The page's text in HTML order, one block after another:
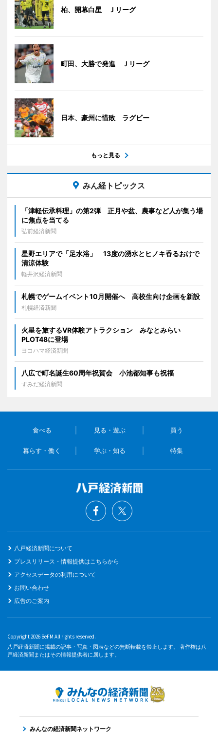
柏、開幕白星 Ｊリーグ
町田、大勝で発進 Ｊリーグ
日本、豪州に惜敗 ラグビー
もっと見る
みん経トピックス
「津軽伝承料理」の第2弾 正月や盆、農事など人が集う場
に焦点を当てる
弘前経済新聞
星野エリアで「足水浴」 13度の湧水とヒノキ香るおけで
清涼体験
軽井沢経済新聞
札幌でゲームイベント10月開催へ 高校生向け企画を新設
札幌経済新聞
火星を旅するVR体験アトラクション みなとみらい
PLOT48に登場
ヨコハマ経済新聞
八広で町名誕生60周年祝賀会 小池都知事も祝福
すみだ経済新聞
食べる 見る・遊ぶ 買う
暮らす・働く 学ぶ・知る 特集
八戸経済新聞について
プレスリリース・情報提供はこちらから
アクセスデータの利用について
お問い合わせ
広告のご案内
Copyright 2026 BeFM All rights reserved.
八戸経済新聞に掲載の記事・写真・図表などの無断転載を禁止します。 著作権は八
戸経済新聞またはその情報提供者に属します。
みんなの経済新聞ネットワーク